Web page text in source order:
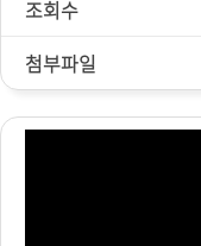
조회수
첨부파일